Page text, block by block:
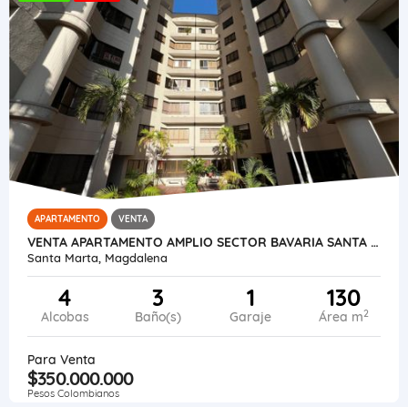
APARTAMENTO VENTA
VENTA APARTAMENTO AMPLIO SECTOR BAVARIA SANTA MARTA
Santa Marta, Magdalena
4
Alcobas
3
Baño(s)
1
Garaje
130
Área m2
Para Venta
$350.000.000
Pesos Colombianos